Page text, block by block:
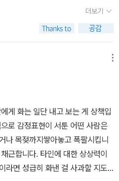
께 주인공 '얀'의 행동에 대해서 이
면 좋을지를 이야기하는 것도좋
하고 모든 사람이 이 책을 통해서
것보다 한 걸음 물러나 자신을 되
는 점을 깨달았으면 한다.
하나의 인격체로 인정을 해주고 그
수 있는지 그 방법들에 대해 다
도 피해를 주고자 할려고 할 때
신다. '네 방으로 가서 너의 화와
갇히게 된 화를 달래고 다스리는
의 모습이 점점 작아져서 없어져
는 '화'라는 녀석하고 대화하면서
너무나 두려워했었던 모습이 기
생소함에 놀라기도 하였으나 아
리는 모습을 보면서 무언의 자신
리 아이들에게 읽어주었더니 곧바
고 있다.식사 준비가 다 된 상황에
손자는 좀더 놀고 싶은 마음에 짜
지보다 더 화가 날 것 같다^^정성
이...생각만으로도 밉다^^실제로
며 먹여야 해서 진이 빠진다...그
화된 빨간 악마를 만난다.악마가
예가 되었겠지만우리의 주인공 꼬
체적으로 화를 자신의 방 안, 즉 아
이 책의 내용이 단순한 이야기 같
이 뒤흔들려 본 경험...어른이라면
자신의 마인드 컨트롤을 통해서
훈...화로 흥분해 있는 아이를 차분
더보기
게 화는 일단 내고 보는 게 상책입
로 감정표현이 서툰 어떤 사람은
나 목젖까지쌓아놓고 폭팔시킵니
근합니다. 타인에 대한 상상력이
라면 성급히 화낸 걸 사과할 지도